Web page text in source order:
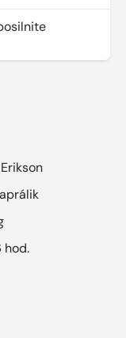
hod.